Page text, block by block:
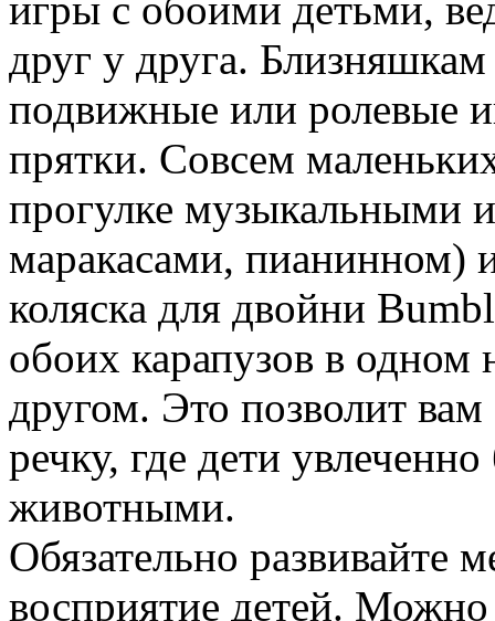
друг у друга.
подвижные или ролевые
прятки. Совсем
прогулке музыкальными
маракасами, пианинном)
коляска для двойни
обоих карапузов в одном
другом. Это позволит
речку, где дети
животными.
Обязательно развивайте
восприятие детей. Можно